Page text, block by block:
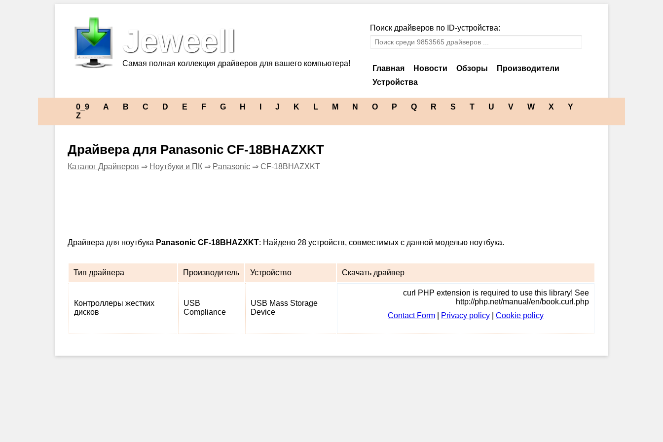
Jeweell
Самая полная коллекция драйверов для вашего компьютера!
Поиск драйверов по ID-устройства:
Главная Новости Обзоры
Производители
Устройства
0_9 A B C D E F G H J K L M N O P Q R S T U V W X
Y
Z
Драйвера для Panasonic CF-18BHAZXKT
Каталог Драйверов ⇒ Ноутбуки и ПК ⇒ Panasonic ⇒ CF-18BHAZXKT
Драйвера для ноутбука Panasonic CF-18BHAZXKT: Найдено 28 устройств, совместимых с данной моделью ноутбука.
Тип драйвера Производитель Устройство Скачать драйвер
Контроллеры жестких
дисков
USB
Compliance
USB Mass Storage
Device
curl PHP extension is required to use this library! See
http://php.net/manual/en/book.curl.php
Contact Form
Privacy policy Cookie policy